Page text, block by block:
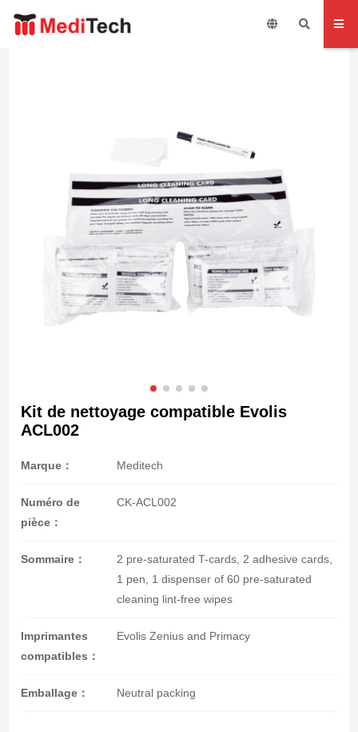
Kit de nettoyage compatible Evolis
ACL002
Marque： Meditech
Numéro de
pièce：
CK-ACL002
Sommaire：
2 pre-saturated T-cards, 2 adhesive cards,
1 pen, 1 dispenser of 60 pre-saturated
cleaning lint-free wipes
Imprimantes
compatibles：
Evolis Zenius and Primacy
Emballage： Neutral packing